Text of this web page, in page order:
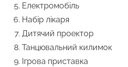
Електромобіль
Набір лікаря
Дитячий проектор
Танцювальний килимок
Ігрова приставка